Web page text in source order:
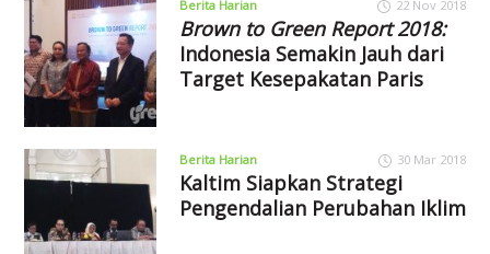
Berita Harian 22 Nov 2018
Brown to Green Report 2018:
Indonesia Semakin Jauh dari
Target Kesepakatan Paris
Berita Harian 30 Mar 2018
Kaltim Siapkan Strategi
Pengendalian Perubahan Iklim